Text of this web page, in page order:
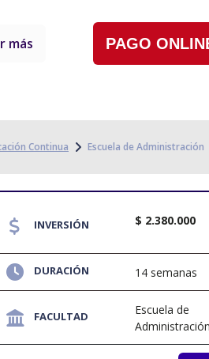
más PAGO
Continua Escuela de Administración
INVERSIÓN $ 2.380.000
DURACIÓN 14 semanas
FACULTAD
Escuela de
Administración